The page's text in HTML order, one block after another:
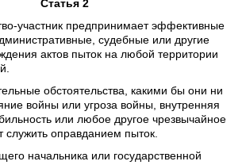
Статья 2
участник предпринимает эффективные
судебные или другие
актов пыток на любой территории
обстоятельства, какими бы они ни
войны или угроза войны, внутренняя
или любое другое чрезвычайное
служить оправданием пыток.
начальника или государственной